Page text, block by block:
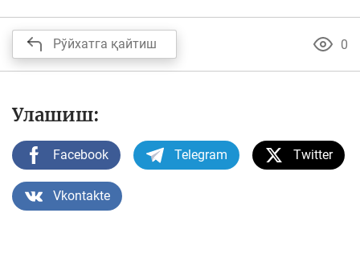
Рўйхатга қайтиш 0
Улашиш:
Facebook Telegram Twitter
Vkontakte